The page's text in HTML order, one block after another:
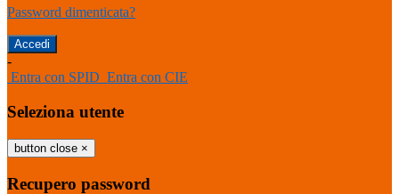
Password dimenticata?
-
Entra con SPID Entra con CIE
Seleziona utente
button close ×
Recupero password